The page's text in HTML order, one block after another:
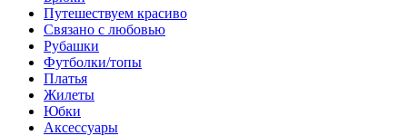
Путешествуем красиво
Связано с любовью
Рубашки
Футболки/топы
Платья
Жилеты
Юбки
Аксессуары